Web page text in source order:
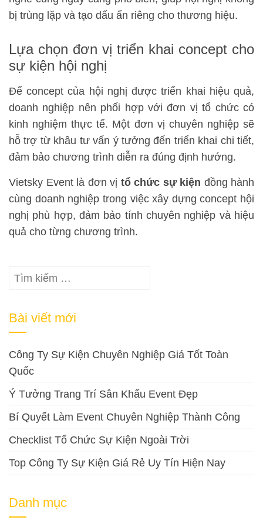
bị trùng lặp và tạo dấu ấn riêng cho thương hiệu.
Lựa chọn đơn vị triển khai concept cho
sự kiện hội nghị
Để concept của hội nghị được triển khai hiệu quả,
doanh nghiệp nên phối hợp với đơn vị tổ chức có
kinh nghiệm thực tế. Một đơn vị chuyên nghiệp sẽ
hỗ trợ từ khâu tư vấn ý tưởng đến triển khai chi tiết,
đảm bảo chương trình diễn ra đúng định hướng.
Vietsky Event là đơn vị tổ chức sự kiện đồng hành
cùng doanh nghiệp trong việc xây dựng concept hội
nghị phù hợp, đảm bảo tính chuyên nghiệp và hiệu
quả cho từng chương trình.
Tìm
Bài viết mới
Công Ty Sự Kiện Chuyên Nghiệp Giá Tốt Toàn
Quốc
Ý Tưởng Trang Trí Sân Khấu Event Đẹp
Bí Quyết Làm Event Chuyên Nghiệp Thành Công
Checklist Tổ Chức Sự Kiện Ngoài Trời
Top Công Ty Sự Kiện Giá Rẻ Uy Tín Hiện Nay
Danh mục